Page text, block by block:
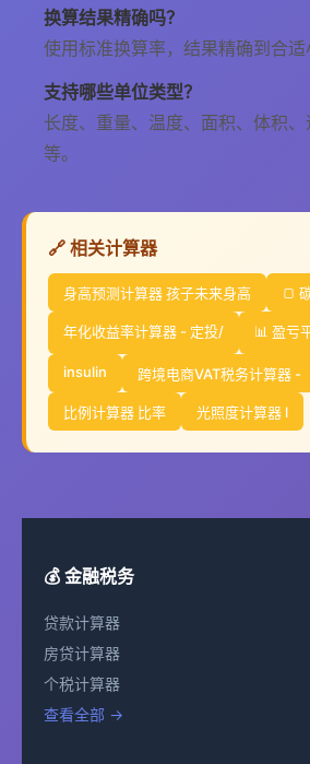
换算结果精确吗？
使用标准换算率，结果精确到合适
支持哪些单位类型？
长度、重量、温度、面积、体积
等。
🔗 相关计算器
身高预测计算器 孩子未来身高 🍞
年化收益率计算器 - 定投/ 📊 盈亏
insulin 跨境电商VAT税务计算器 -
比例计算器 比率 光照度计算器 l
💰 金融税务
贷款计算器
房贷计算器
个税计算器
查看全部 →